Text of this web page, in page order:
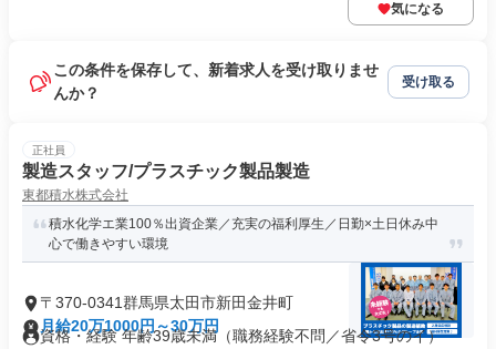
気になる
この条件を保存して、新着求人を受け取りませ
んか？
受け取る
正社員
製造スタッフ/プラスチック製品製造
東都積水株式会社
積水化学エ業100％出資企業／充実の福利厚生／日勤×土日休み中
心で働きやすい環境
〒370-0341群馬県太田市新田金井町
月給20万1000円～30万円
資格・経験 年齢39歳未満（職務経験不問／省令3号のイ）